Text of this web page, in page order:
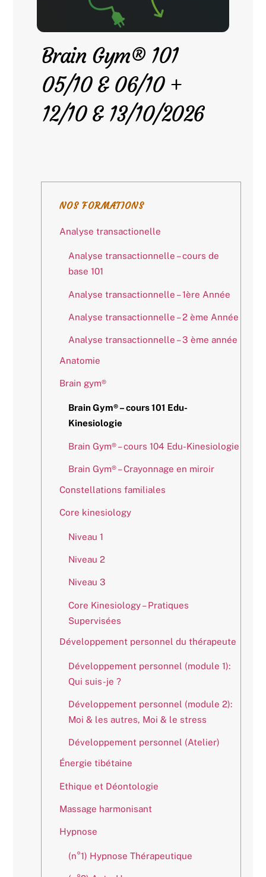
Brain Gym® 101
05/10 & 06/10 +
12/10 & 13/10/2026
NOS FORMATIONS
Analyse transactionelle
Analyse transactionnelle – cours de
base 101
Analyse transactionnelle – 1ère Année
Analyse transactionnelle – 2 ème Année
Analyse transactionnelle – 3 ème année
Anatomie
Brain gym®
Brain Gym® – cours 101 Edu-
Kinesiologie
Brain Gym® – cours 104 Edu-Kinesiologie
Brain Gym® – Crayonnage en miroir
Constellations familiales
Core kinesiology
Niveau 1
Niveau 2
Niveau 3
Core Kinesiology – Pratiques
Supervisées
Développement personnel du thérapeute
Développement personnel (module 1):
Qui suis-je ?
Développement personnel (module 2):
Moi & les autres, Moi & le stress
Développement personnel (Atelier)
Énergie tibétaine
Ethique et Déontologie
Massage harmonisant
Hypnose
(n°1) Hypnose Thérapeutique